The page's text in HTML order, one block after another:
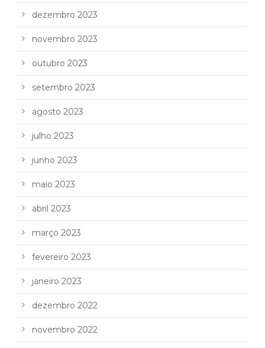
dezembro 2023
novembro 2023
outubro 2023
setembro 2023
agosto 2023
julho 2023
junho 2023
maio 2023
abril 2023
março 2023
fevereiro 2023
janeiro 2023
dezembro 2022
novembro 2022